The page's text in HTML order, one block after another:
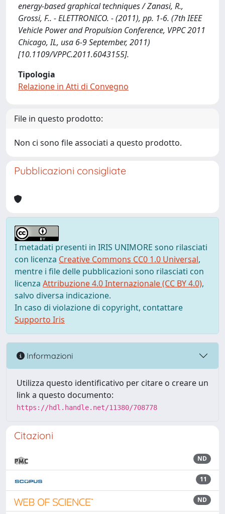
energy-based graphical techniques / Zanasi, R.,
Grossi, F.. - ELETTRONICO. - (2011), pp. 1-6. (7th IEEE
Vehicle Power and Propulsion Conference, VPPC 2011
Chicago, IL, usa 6-9 September, 2011)
[10.1109/VPPC.2011.6043155].
Tipologia
Relazione in Atti di Convegno
File in questo prodotto:
Non ci sono file associati a questo prodotto.
Pubblicazioni consigliate
I metadati presenti in IRIS UNIMORE sono rilasciati
con licenza Creative Commons CC0 1.0 Universal,
mentre i file delle pubblicazioni sono rilasciati con
licenza Attribuzione 4.0 Internazionale (CC BY 4.0),
salvo diversa indicazione.
In caso di violazione di copyright, contattare
Supporto Iris
Informazioni
Utilizza questo identificativo per citare o creare un
link a questo documento:
https://hdl.handle.net/11380/708778
Citazioni
ND
11
ND